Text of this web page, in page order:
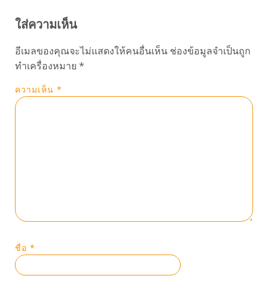
ใส่ความเห็น
อีเมลของคุณจะไม่แสดงให้คนอื่นเห็น ช่องข้อมูลจำเป็นถูก
ทำเครื่องหมาย *
ความเห็น *
ชื่อ *